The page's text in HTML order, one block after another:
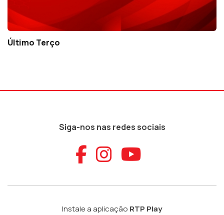
Último Terço
Siga-nos nas redes sociais
Aceder ao
Aceder ao
Aceder
Instale a aplicação RTP Play